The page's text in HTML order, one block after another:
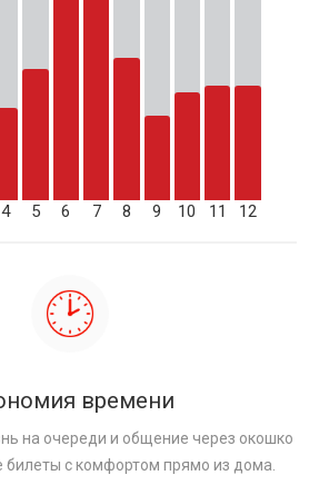
4 5 6 7 8 9 10 11 12
времени
на очереди и общение через окошко
билеты с комфортом прямо из дома.